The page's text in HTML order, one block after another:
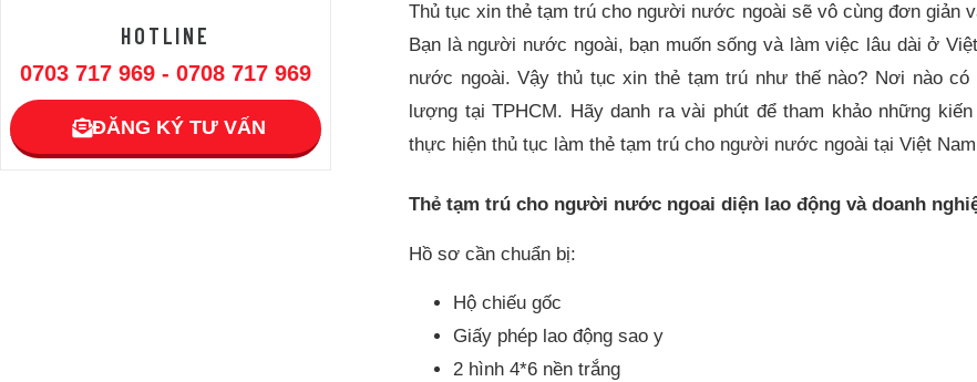
HOTLINE
0703 717 969 - 0708 717 969
ĐĂNG KÝ TƯ VẤN
Thủ tục xin thẻ tạm trú cho người nước ngoài sẽ vô cùng đơn giản
Bạn là người nước ngoài, bạn muốn sống và làm việc lâu dài ở
nước ngoài. Vậy thủ tục xin thẻ tạm trú như thế nào? Nơi nào
lượng tại TPHCM. Hãy danh ra vài phút để tham khảo những
thực hiện thủ tục làm thẻ tạm trú cho người nước ngoài tại Việt
Thẻ tạm trú cho người nước ngoai diện lao động và doanh
Hồ sơ cần chuẩn bị:
Hộ chiếu gốc
Giấy phép lao động sao y
2 hình 4*6 nền trắng